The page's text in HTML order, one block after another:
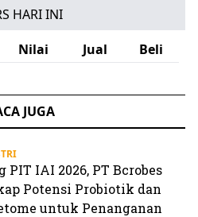
HARI INI
Nilai Jual Beli
JUGA
PIT IAI 2026, PT Bcrobes
Potensi Probiotik dan
untuk Penanganan